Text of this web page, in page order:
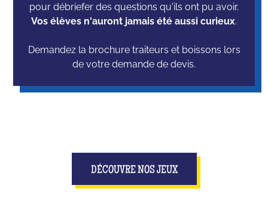
pour débriefer des questions qu'ils ont pu avoir.
Vos élèves n'auront jamais été aussi curieux.
Demandez la brochure traiteurs et boissons lors
de votre demande de devis.
DÉCOUVRE NOS JEUX